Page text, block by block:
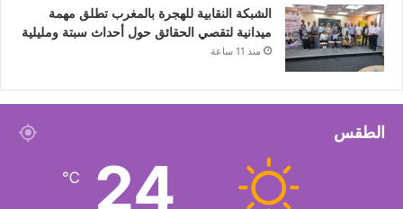
الشبكة النقابية للهجرة بالمغرب تطلق مهمة
ميدانية لتقصي الحقائق حول أحداث سبتة ومليلية
منذ 11 ساعة
الطقس
24
℃